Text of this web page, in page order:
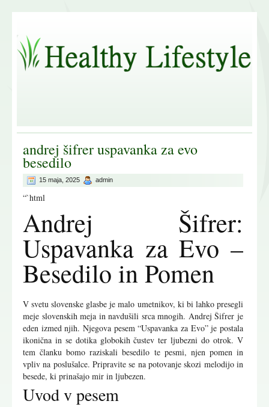
andrej šifrer uspavanka za evo
besedilo
15 maja, 2025 admin
“`html
Andrej Šifrer:
Uspavanka za Evo –
Besedilo in Pomen
V svetu slovenske glasbe je malo umetnikov, ki bi lahko presegli
meje slovenskih meja in navdušili srca mnogih. Andrej Šifrer je
eden izmed njih. Njegova pesem “Uspavanka za Evo” je postala
ikonična in se dotika globokih čustev ter ljubezni do otrok. V
tem članku bomo raziskali besedilo te pesmi, njen pomen in
vpliv na poslušalce. Pripravite se na potovanje skozi melodijo in
besede, ki prinašajo mir in ljubezen.
Uvod v pesem